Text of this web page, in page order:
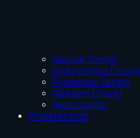
Bayrak Direği
Aydınlatma Direği
Projektör Direği
Reklam Direği
Aksesuarlar
Projelerİmİz